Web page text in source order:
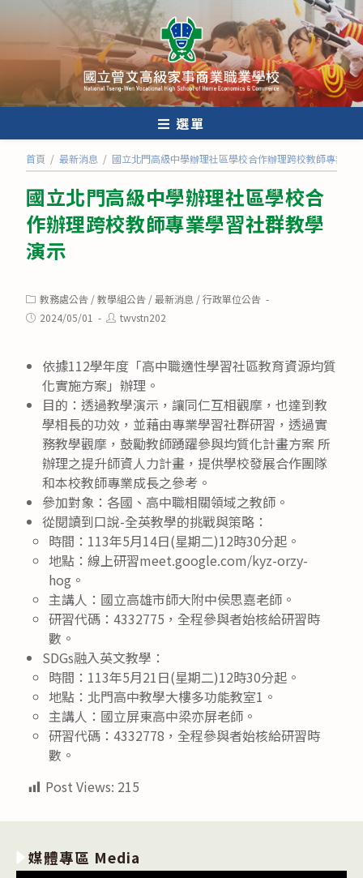
內
選單
首頁 / 最新消息 / 國立北門高級中學辦理社區學校合作辦理跨校教師專業學
國立北門高級中學辦理社區學校合
作辦理跨校教師專業學習社群教學
演示
Post
category:
教務處公告 /教學組公告 /最新消息 /行政單位公告
Post2024/05/01
Posttwvstn202
依據112學年度「高中職適性學習社區教育資源均質
化實施方案」辦理。
目的：透過教學演示，讓同仁互相觀摩，也達到教
學相長的功效，並藉由專業學習社群研習，透過實
務教學觀摩，鼓勵教師踴躍參與均質化計畫方案 所
辦理之提升師資人力計畫，提供學校發展合作團隊
和本校教師專業成長之參考。
參加對象：各國、高中職相關領域之教師。
從閱讀到口說-全英教學的挑戰與策略：
時間：113年5月14日(星期二)12時30分起。
地點：線上研習meet.google.com/kyz-orzy-
hog。
主講人：國立高雄市師大附中侯思嘉老師。
研習代碼：4332775，全程參與者始核給研習時
數。
SDGs融入英文教學：
時間：113年5月21日(星期二)12時30分起。
地點：北門高中教學大樓多功能教室1。
主講人：國立屏東高中梁亦屏老師。
研習代碼：4332778，全程參與者始核給研習時
數。
Post Views: 215
媒體專區 Media